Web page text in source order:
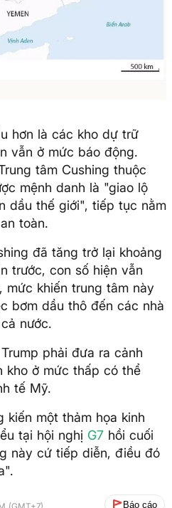
hơn là các kho dự trữ
vẫn ở mức báo động.
tâm Cushing thuộc
mệnh danh là "giao lộ
dầu thế giới", tiếp tục nằm
toàn.
đã tăng trở lại khoảng
trước, con số hiện vẫn
mức khiến trung tâm này
bơm dầu thô đến các nhà
nước.
phải đưa ra cảnh
kho ở mức thấp có thể
tế Mỹ.
kiến một thảm họa kinh
tại hội nghị G7 hồi cuối
này cứ tiếp diễn, điều đó
Báo cáo